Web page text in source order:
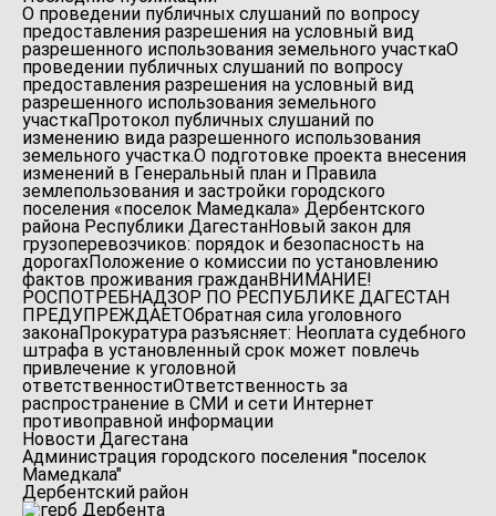
О проведении публичных слушаний по вопросу
предоставления разрешения на условный вид
разрешенного использования земельного участкаО
проведении публичных слушаний по вопросу
предоставления разрешения на условный вид
разрешенного использования земельного
участкаПротокол публичных слушаний по
изменению вида разрешенного использования
земельного участка.О подготовке проекта внесения
изменений в Генеральный план и Правила
землепользования и застройки городского
поселения «поселок Мамедкала» Дербентского
района Республики ДагестанНовый закон для
грузоперевозчиков: порядок и безопасность на
дорогахПоложение о комиссии по установлению
фактов проживания гражданВНИМАНИЕ!
РОСПОТРЕБНАДЗОР ПО РЕСПУБЛИКЕ ДАГЕСТАН
ПРЕДУПРЕЖДАЕТОбратная сила уголовного
законаПрокуратура разъясняет: Неоплата судебного
штрафа в установленный срок может повлечь
привлечение к уголовной
ответственностиОтветственность за
распространение в СМИ и сети Интернет
противоправной информации
Новости Дагестана
Администрация городского поселения "поселок
Мамедкала"
Дербентский район